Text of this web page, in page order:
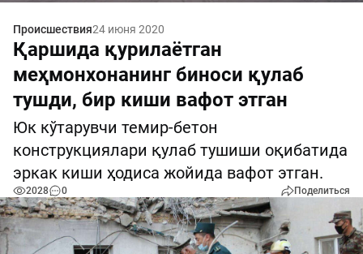
Происшествия24 июня 2020
Қаршида қурилаётган
меҳмонхонанинг биноси қулаб
тушди, бир киши вафот этган
Юк кўтарувчи темир-бетон
конструкциялари қулаб тушиши оқибатида
эркак киши ҳодиса жойида вафот этган.
2028 0 Поделиться